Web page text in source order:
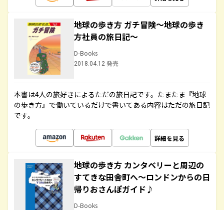
地球の歩き方 ガチ冒険～地球の歩き
方社員の旅日記～
D-Books
2018.04.12 発売
本書は4人の旅好きによるただの旅日記です。たまたま『地球
の歩き方』で働いているだけで書いてある内容はただの旅日記
です。
詳細を見る
地球の歩き方 カンタベリーと周辺の
すてきな田舎町へ～ロンドンからの日
帰りおさんぽガイド♪
D-Books